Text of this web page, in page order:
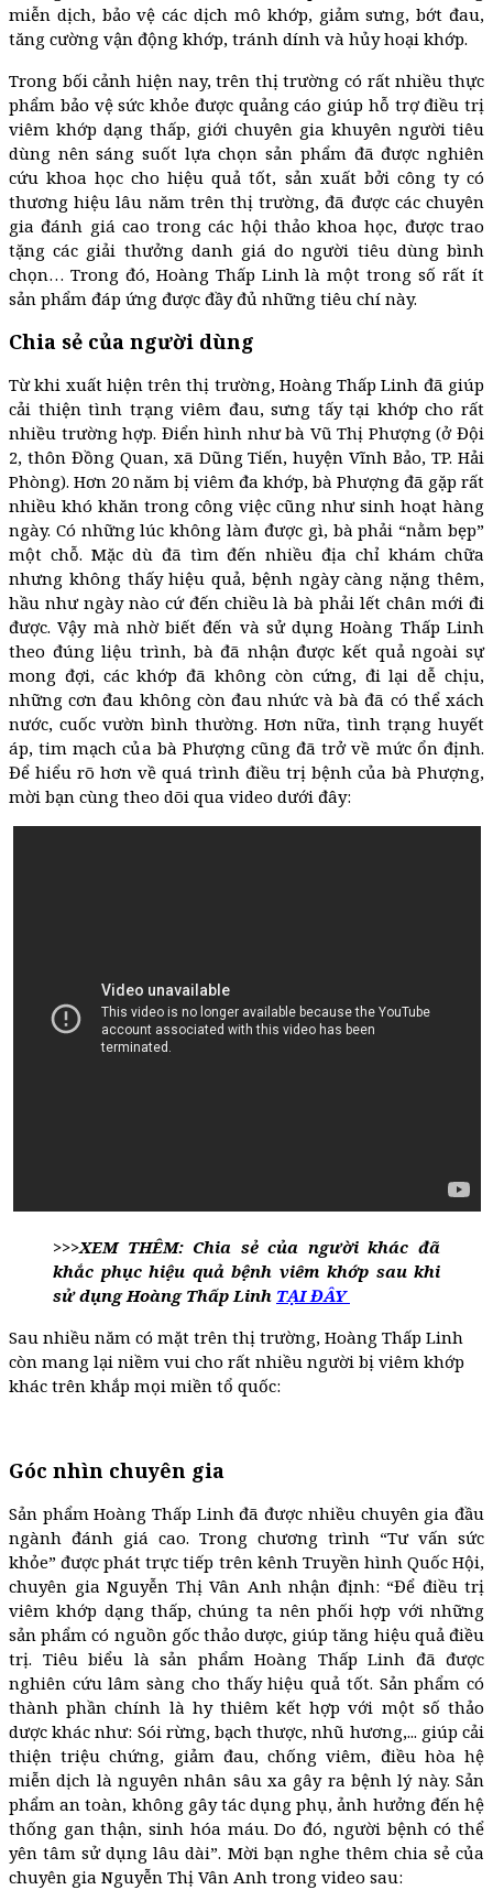
miễn dịch, bảo vệ các dịch mô khớp, giảm sưng, bớt đau,
tăng cường vận động khớp, tránh dính và hủy hoại khớp.
Trong bối cảnh hiện nay, trên thị trường có rất nhiều thực
phẩm bảo vệ sức khỏe được quảng cáo giúp hỗ trợ điều trị
viêm khớp dạng thấp, giới chuyên gia khuyên người tiêu
dùng nên sáng suốt lựa chọn sản phẩm đã được nghiên
cứu khoa học cho hiệu quả tốt, sản xuất bởi công ty có
thương hiệu lâu năm trên thị trường, đã được các chuyên
gia đánh giá cao trong các hội thảo khoa học, được trao
tặng các giải thưởng danh giá do người tiêu dùng bình
chọn… Trong đó, Hoàng Thấp Linh là một trong số rất ít
sản phẩm đáp ứng được đầy đủ những tiêu chí này.
Chia sẻ của người dùng
Từ khi xuất hiện trên thị trường, Hoàng Thấp Linh đã giúp
cải thiện tình trạng viêm đau, sưng tấy tại khớp cho rất
nhiều trường hợp. Điển hình như bà Vũ Thị Phượng (ở Đội
2, thôn Đồng Quan, xã Dũng Tiến, huyện Vĩnh Bảo, TP. Hải
Phòng). Hơn 20 năm bị viêm đa khớp, bà Phượng đã gặp rất
nhiều khó khăn trong công việc cũng như sinh hoạt hàng
ngày. Có những lúc không làm được gì, bà phải “nằm bẹp”
một chỗ. Mặc dù đã tìm đến nhiều địa chỉ khám chữa
nhưng không thấy hiệu quả, bệnh ngày càng nặng thêm,
hầu như ngày nào cứ đến chiều là bà phải lết chân mới đi
được. Vậy mà nhờ biết đến và sử dụng Hoàng Thấp Linh
theo đúng liệu trình, bà đã nhận được kết quả ngoài sự
mong đợi, các khớp đã không còn cứng, đi lại dễ chịu,
những cơn đau không còn đau nhức và bà đã có thể xách
nước, cuốc vườn bình thường. Hơn nữa, tình trạng huyết
áp, tim mạch của bà Phượng cũng đã trở về mức ổn định.
Để hiểu rõ hơn về quá trình điều trị bệnh của bà Phượng,
mời bạn cùng theo dõi qua video dưới đây:
>>>XEM THÊM: Chia sẻ của người khác đã
khắc phục hiệu quả bệnh viêm khớp sau khi
sử dụng Hoàng Thấp Linh TẠI ĐÂY
Sau nhiều năm có mặt trên thị trường, Hoàng Thấp Linh
còn mang lại niềm vui cho rất nhiều người bị viêm khớp
khác trên khắp mọi miền tổ quốc:
Góc nhìn chuyên gia
Sản phẩm Hoàng Thấp Linh đã được nhiều chuyên gia đầu
ngành đánh giá cao. Trong chương trình “Tư vấn sức
khỏe” được phát trực tiếp trên kênh Truyền hình Quốc Hội,
chuyên gia Nguyễn Thị Vân Anh nhận định: “Để điều trị
viêm khớp dạng thấp, chúng ta nên phối hợp với những
sản phẩm có nguồn gốc thảo dược, giúp tăng hiệu quả điều
trị. Tiêu biểu là sản phẩm Hoàng Thấp Linh đã được
nghiên cứu lâm sàng cho thấy hiệu quả tốt. Sản phẩm có
thành phần chính là hy thiêm kết hợp với một số thảo
dược khác như: Sói rừng, bạch thược, nhũ hương,... giúp cải
thiện triệu chứng, giảm đau, chống viêm, điều hòa hệ
miễn dịch là nguyên nhân sâu xa gây ra bệnh lý này. Sản
phẩm an toàn, không gây tác dụng phụ, ảnh hưởng đến hệ
thống gan thận, sinh hóa máu. Do đó, người bệnh có thể
yên tâm sử dụng lâu dài”. Mời bạn nghe thêm chia sẻ của
chuyên gia Nguyễn Thị Vân Anh trong video sau: